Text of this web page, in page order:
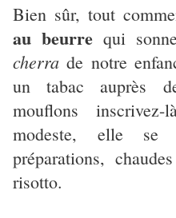
Bien sûr, tout
au beurrequi
cherra de notre
un tabac auprès
mouflons
modeste, elle
préparations,
risotto.